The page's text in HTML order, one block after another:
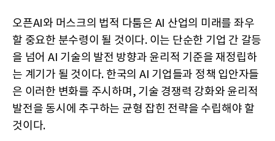
오픈AI와 머스크의 법적 다툼은 AI 산업의 미래를 좌우
할 중요한 분수령이 될 것이다. 이는 단순한 기업 간 갈등
을 넘어 AI 기술의 발전 방향과 윤리적 기준을 재정립하
는 계기가 될 것이다. 한국의 AI 기업들과 정책 입안자들
은 이러한 변화를 주시하며, 기술 경쟁력 강화와 윤리적
발전을 동시에 추구하는 균형 잡힌 전략을 수립해야 할
것이다.